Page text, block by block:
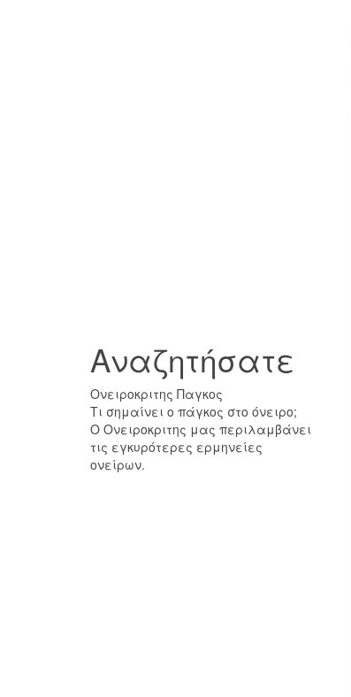
Αναζητήσατε
Ονειροκριτης Παγκος
Τι σημαίνει ο πάγκος στο όνειρο;
Ο Ονειροκριτης μας περιλαμβάνει
τις εγκυρότερες ερμηνείες
ονείρων.